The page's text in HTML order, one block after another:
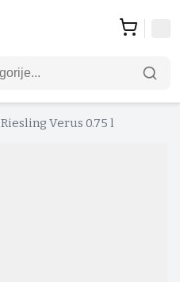
Riesling Verus 0.75 l